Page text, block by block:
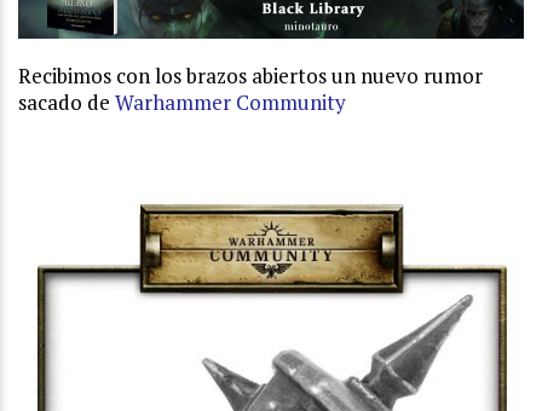
Recibimos con los brazos abiertos un nuevo rumor
sacado de Warhammer Community